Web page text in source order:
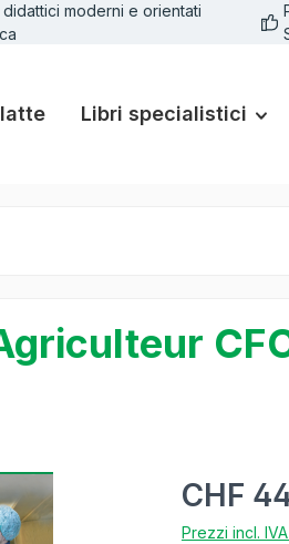
didattici moderni e orientati
Libri specialistici
CHF
Prezzi incl.